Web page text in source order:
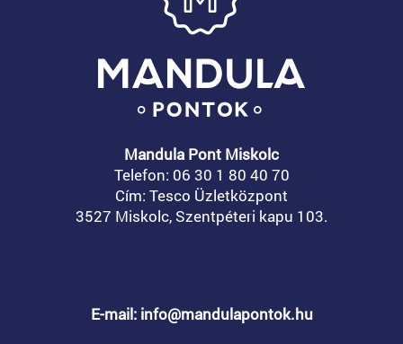
Mandula Pont Miskolc
Telefon: 06 30 1 80 40 70
Cím: Tesco Üzletközpont
3527 Miskolc, Szentpéteri kapu 103.
E-mail: info@mandulapontok.hu